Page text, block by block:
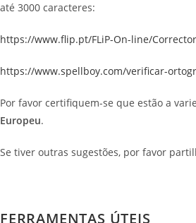
até 3000 caracteres:
https://www.flip.pt/FLiP-On-line/
https://www.spellboy.com/verificar-
Por favor certifiquem-se que estão a
Europeu.
Se tiver outras sugestões, por favor
FERRAMENTAS ÚTEIS